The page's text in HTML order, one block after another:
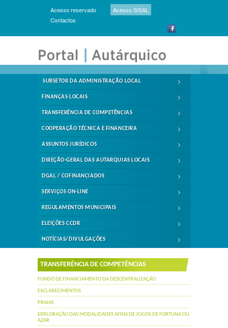
Acesso reservado
Acesso SISAL
Contactos
SUBSETOR DA ADMINISTRAÇÃO LOCAL
FINANÇAS LOCAIS
TRANSFERÊNCIA DE COMPETÊNCIAS
COOPERAÇÃO TÉCNICA E FINANCEIRA
ASSUNTOS JURÍDICOS
DIREÇÃO-GERAL DAS AUTARQUIAS LOCAIS
DGAL / COFINANCIADOS
SERVIÇOS ON-LINE
REGULAMENTOS MUNICIPAIS
ELEIÇÕES CCDR
NOTÍCIAS/DIVULGAÇÕES
TRANSFERÊNCIA DE COMPETÊNCIAS
FUNDO DE FINANCIAMENTO DA DESCENTRALIZAÇÃO
ESCLARECIMENTOS
PRAIAS
EXPLORAÇÃO DAS MODALIDADES AFINS DE JOGOS DE FORTUNA OU
AZAR